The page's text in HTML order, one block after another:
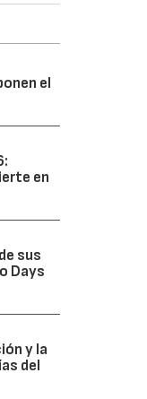
el
en
sus
Days
y la
del